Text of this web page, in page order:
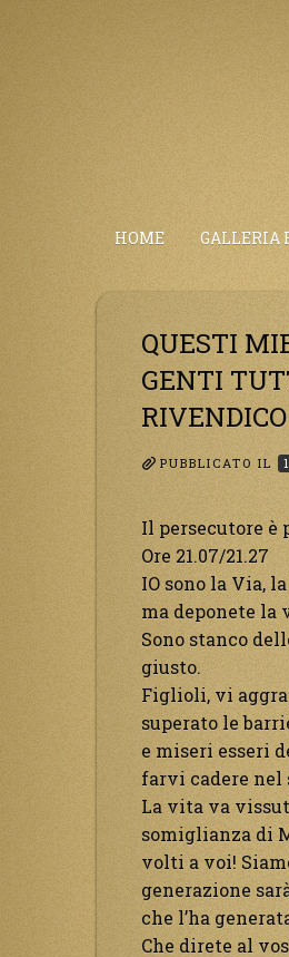
HOME GALLERIA
QUESTI
GENTI
PUBBLICATO IL
Il persecutore è
Ore 21.07/21.27
IO sono la Via,
ma deponete la
Sono stanco
giusto.
Figlioli, vi
superato le
e miseri esseri
farvi cadere nel
La vita va
somiglianza di
volti a voi!
generazione
che l’ha
Che direte al